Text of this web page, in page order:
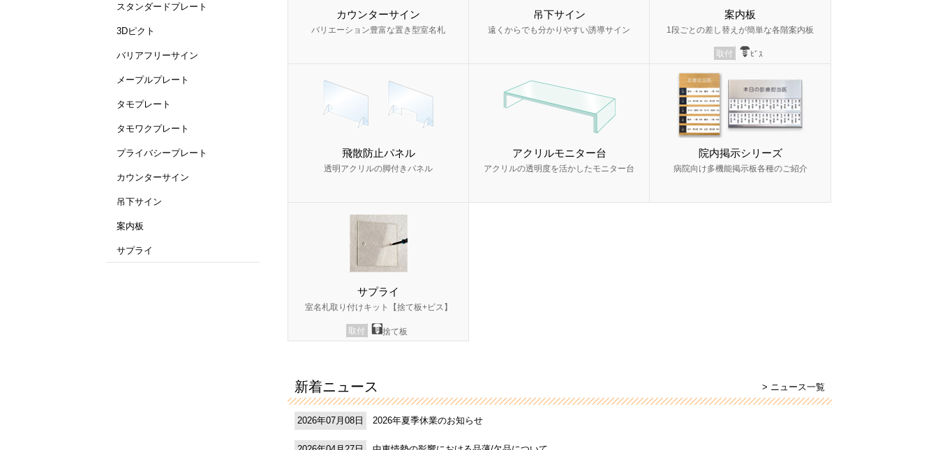
スタンダードプレート
3Dピクト
バリアフリーサイン
メープルプレート
タモプレート
タモワクプレート
プライバシープレート
カウンターサイン
吊下サイン
案内板
サプライ
カウンターサイン
バリエーション豊富な置き型室名札
吊下サイン
遠くからでも分かりやすい誘導サイン
案内板
1段ごとの差し替えが簡単な各階案内板
取付 ﾋﾞｽ
飛散防止パネル
透明アクリルの脚付きパネル
アクリルモニター台
アクリルの透明度を活かしたモニター台
院内掲示シリーズ
病院向け多機能掲示板各種のご紹介
サプライ
室名札取り付けキット【捨て板+ビス】
取付 捨て板
新着ニュース > ニュース一覧
2026年07月08日 2026年夏季休業のお知らせ